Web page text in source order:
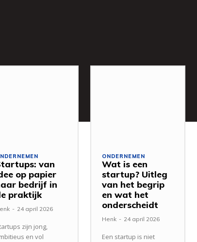
van
op papier
bedrijf in
praktijk
- 24 april 2026
zijn jong,
en vol
ONDERNEMEN
Wat is een
startup? Uitleg
van het begrip
en wat het
onderscheidt
Henk - 24 april 2026
Een startup is niet